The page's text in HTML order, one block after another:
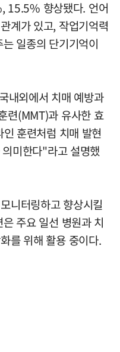
15.5% 향상됐다. 언어
계가 있고, 작업기억력
일종의 단기기억이
내외에서 치매 예방과
련(MMT)과 유사한 효
훈련처럼 치매 발현
미한다"라고 설명했
니터링하고 향상시킬
주요 일선 병원과 치
를 위해 활용 중이다.